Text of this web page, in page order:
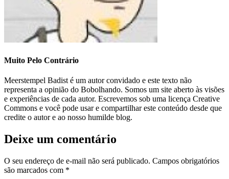
Muito Pelo Contrário
Meerstempel Badist é um autor convidado e este texto não
representa a opinião do Bobolhando. Somos um site aberto às visões
e experiências de cada autor. Escrevemos sob uma licença Creative
Commons e você pode usar e compartilhar este conteúdo desde que
credite o autor e ao nosso humilde blog.
Deixe um comentário
O seu endereço de e-mail não será publicado. Campos obrigatórios
são marcados com *